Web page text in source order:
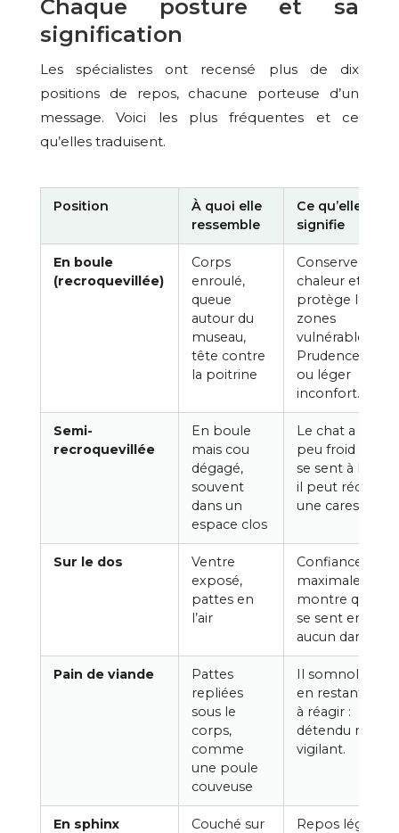
Chaque posture et sa
signification
Les spécialistes ont recensé plus de dix
positions de repos, chacune porteuse d’un
message. Voici les plus fréquentes et ce
qu’elles traduisent.
Position
À quoi elle
ressemble
Ce qu’elle
signifie
En boule
(recroquevillée)
Corps
enroulé,
queue
autour du
museau,
tête contre
la poitrine
Conserve la
chaleur et
protège les
zones
vulnérables.
Prudence, froid
ou léger
inconfort.
Semi-
recroquevillée
En boule
mais cou
dégagé,
souvent
dans un
espace clos
Le chat a un
peu froid mais
se sent à l’aise ;
il peut réclamer
une caresse.
Sur le dos
Ventre
exposé,
pattes en
l’air
Confiance
maximale : il
montre qu’il ne
se sent en
aucun danger.
Pain de viande
Pattes
repliées
sous le
corps,
comme
une poule
couveuse
Il somnole tout
en restant prêt
à réagir :
détendu mais
vigilant.
En sphinx
Couché sur
Repos léger, le